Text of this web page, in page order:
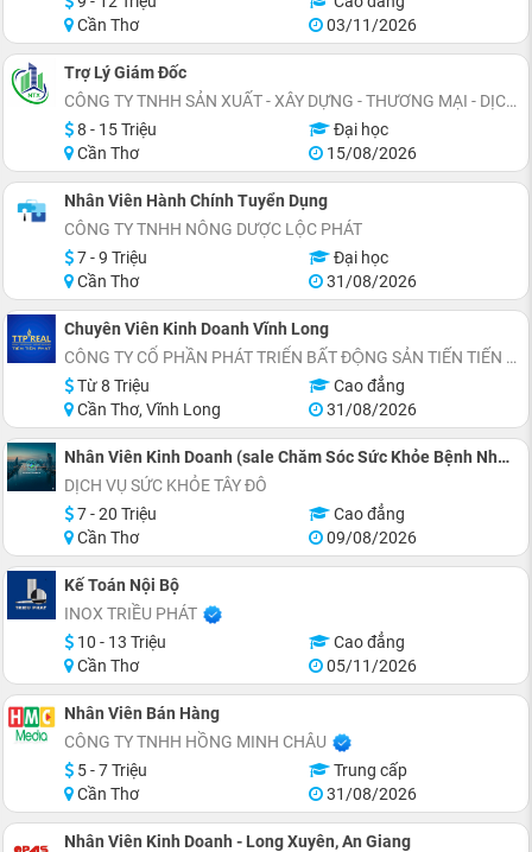
Cần Thơ
03/11/2026
Trợ Lý Giám Đốc
CÔNG TY TNHH SẢN XUẤT - XÂY DỰNG - THƯƠNG MẠI - DỊCH VỤ NỘI THẤT XANH
8 - 15 Triệu
Đại học
Cần Thơ
15/08/2026
Nhân Viên Hành Chính Tuyển Dụng
CÔNG TY TNHH NÔNG DƯỢC LỘC PHÁT
7 - 9 Triệu
Đại học
Cần Thơ
31/08/2026
Chuyên Viên Kinh Doanh Vĩnh Long
CÔNG TY CỔ PHẦN PHÁT TRIỂN BẤT ĐỘNG SẢN TIẾN TIẾN PHÁT
Từ 8 Triệu
Cao đẳng
Cần Thơ, Vĩnh Long
31/08/2026
Nhân Viên Kinh Doanh (sale Chăm Sóc Sức Khỏe Bệnh Nhân) Số Lượng 5 Người
DỊCH VỤ SỨC KHỎE TÂY ĐÔ
7 - 20 Triệu
Cao đẳng
Cần Thơ
09/08/2026
Kế Toán Nội Bộ
INOX TRIỀU PHÁT
10 - 13 Triệu
Cao đẳng
Cần Thơ
05/11/2026
Nhân Viên Bán Hàng
CÔNG TY TNHH HỒNG MINH CHÂU
5 - 7 Triệu
Trung cấp
Cần Thơ
31/08/2026
Nhân Viên Kinh Doanh - Long Xuyên, An Giang